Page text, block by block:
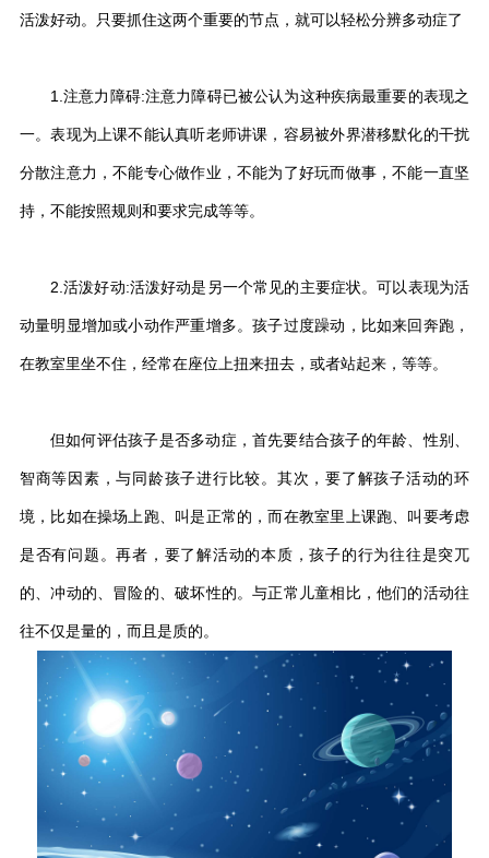
活泼好动。只要抓住这两个重要的节点，就可以轻松分辨多动症了
1.注意力障碍:注意力障碍已被公认为这种疾病最重要的表现之
一。表现为上课不能认真听老师讲课，容易被外界潜移默化的干扰
分散注意力，不能专心做作业，不能为了好玩而做事，不能一直坚
持，不能按照规则和要求完成等等。
2.活泼好动:活泼好动是另一个常见的主要症状。可以表现为活
动量明显增加或小动作严重增多。孩子过度躁动，比如来回奔跑，
在教室里坐不住，经常在座位上扭来扭去，或者站起来，等等。
但如何评估孩子是否多动症，首先要结合孩子的年龄、性别、
智商等因素，与同龄孩子进行比较。其次，要了解孩子活动的环
境，比如在操场上跑、叫是正常的，而在教室里上课跑、叫要考虑
是否有问题。再者，要了解活动的本质，孩子的行为往往是突兀
的、冲动的、冒险的、破坏性的。与正常儿童相比，他们的活动往
往不仅是量的，而且是质的。